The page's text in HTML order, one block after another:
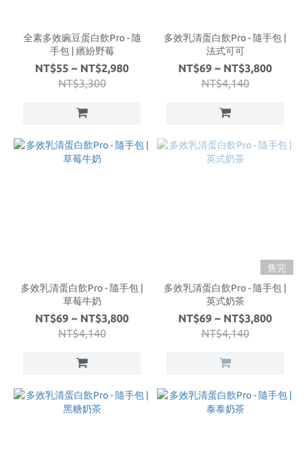
全素多效豌豆蛋白飲Pro - 隨
手包 | 繽紛野莓
NT$55 ~ NT$2,980
NT$3,300
多效乳清蛋白飲Pro - 隨手包 |
法式可可
NT$69 ~ NT$3,800
NT$4,140
多效乳清蛋白飲Pro - 隨手包 |
草莓牛奶
NT$69 ~ NT$3,800
NT$4,140
售完
多效乳清蛋白飲Pro - 隨手包 |
英式奶茶
NT$69 ~ NT$3,800
NT$4,140